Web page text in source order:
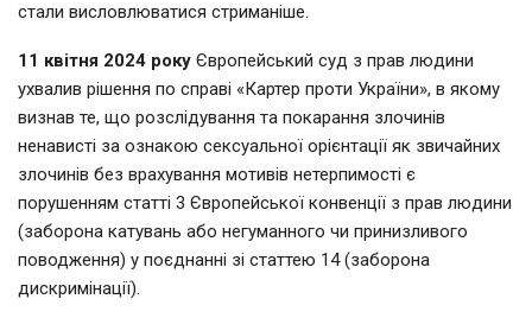
стали висловлюватися стриманіше.
11 квітня 2024 року Європейський суд з прав людини
ухвалив рішення по справі «Картер проти України», в якому
визнав те, що розслідування та покарання злочинів
ненависті за ознакою сексуальної орієнтації як звичайних
злочинів без врахування мотивів нетерпимості є
порушенням статті 3 Європейської конвенції з прав людини
(заборона катувань або негуманного чи принизливого
поводження) у поєднанні зі статтею 14 (заборона
дискримінації).